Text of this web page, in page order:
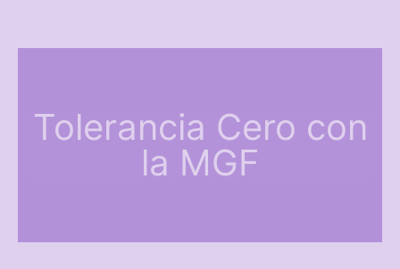
Tolerancia Cero con
la MGF